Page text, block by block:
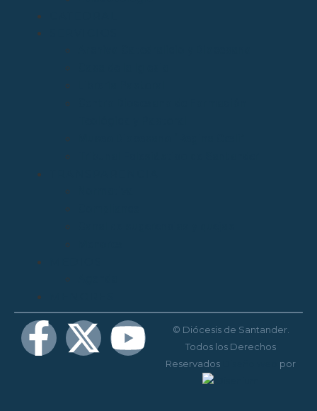
© Diócesis de Santander.
Todos los Derechos
Reservados
por